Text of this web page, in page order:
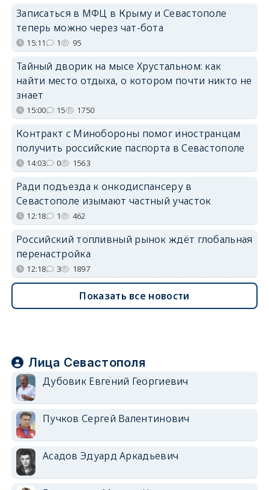
Записаться в МФЦ в Крыму и Севастополе
теперь можно через чат-бота
15:11 1 95
Тайный дворик на мысе Хрустальном: как
найти место отдыха, о котором почти никто не
знает
15:00 15 1750
Контракт с Минобороны помог иностранцам
получить российские паспорта в Севастополе
14:03 0 1563
Ради подъезда к онкодиспансеру в
Севастополе изымают частный участок
12:18 1 462
Российский топливный рынок ждёт глобальная
перенастройка
12:18 3 1897
Показать все новости
Лица Севастополя
Дубовик Евгений Георгиевич
Пучков Сергей Валентинович
Асадов Эдуард Аркадьевич